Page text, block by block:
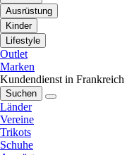
Ausrüstung
Kinder
Lifestyle
Outlet
Marken
Kundendienst in Frankreich
Suchen
Länder
Vereine
Trikots
Schuhe